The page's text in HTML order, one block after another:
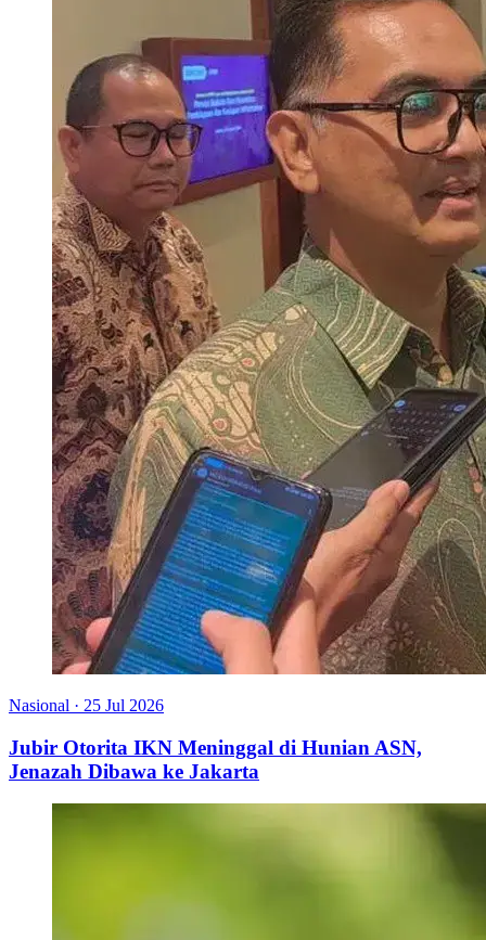
Nasional · 25 Jul 2026
Jubir Otorita IKN Meninggal di Hunian ASN,
Jenazah Dibawa ke Jakarta